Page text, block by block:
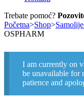
Trebate pomoć?
Početna>Shop>
OSPHARM
I am currently on
be unavailable for
patience and